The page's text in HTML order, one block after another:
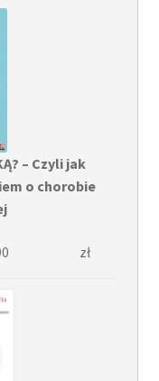
– Czyli jak
o chorobie
zł